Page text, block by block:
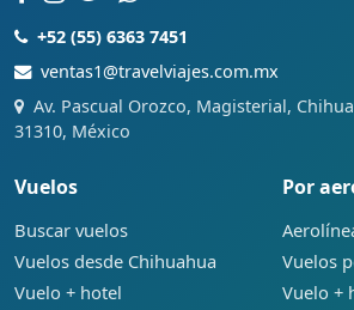
+52 (55) 6363 7451
ventas1@travelviajes.com.mx
Av. Pascual Orozco, Magisterial,
31310, México
Vuelos
Buscar vuelos
Vuelos desde Chihuahua
Vuelo + hotel
Por
Vuelos
Vuelo +